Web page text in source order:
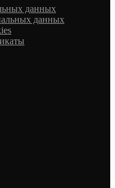
данных
данных